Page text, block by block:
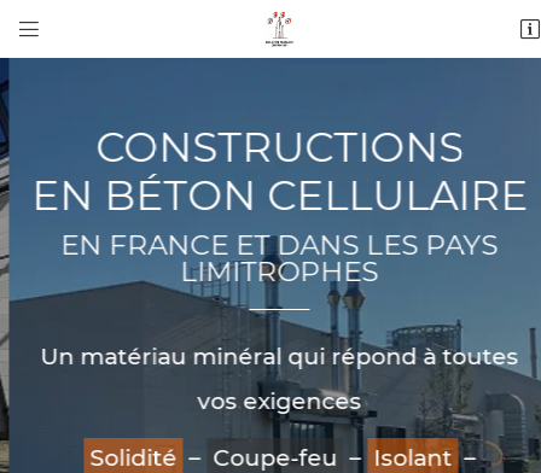
 
Adresse email de réception
Recopier le code ci-contre
CONSTRUCTIONS
EN BÉTON CELLULAIRE
EN FRANCE ET DANS LES PAYS
LIMITROPHES
Un matériau minéral qui répond à toutes
vos exigences
Solidité – Coupe-feu – Isolant –